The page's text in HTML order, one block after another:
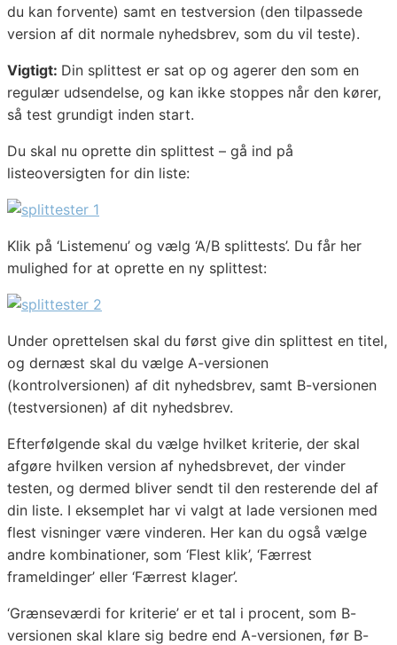
du kan forvente) samt en testversion (den tilpassede
version af dit normale nyhedsbrev, som du vil teste).
Vigtigt: Din splittest er sat op og agerer den som en
regulær udsendelse, og kan ikke stoppes når den kører,
så test grundigt inden start.
Du skal nu oprette din splittest – gå ind på
listeoversigten for din liste:
Klik på ‘Listemenu’ og vælg ‘A/B splittests’. Du får her
mulighed for at oprette en ny splittest:
Under oprettelsen skal du først give din splittest en titel,
og dernæst skal du vælge A-versionen
(kontrolversionen) af dit nyhedsbrev, samt B-versionen
(testversionen) af dit nyhedsbrev.
Efterfølgende skal du vælge hvilket kriterie, der skal
afgøre hvilken version af nyhedsbrevet, der vinder
testen, og dermed bliver sendt til den resterende del af
din liste. I eksemplet har vi valgt at lade versionen med
flest visninger være vinderen. Her kan du også vælge
andre kombinationer, som ‘Flest klik’, ‘Færrest
frameldinger’ eller ‘Færrest klager’.
‘Grænseværdi for kriterie’ er et tal i procent, som B-
versionen skal klare sig bedre end A-versionen, før B-